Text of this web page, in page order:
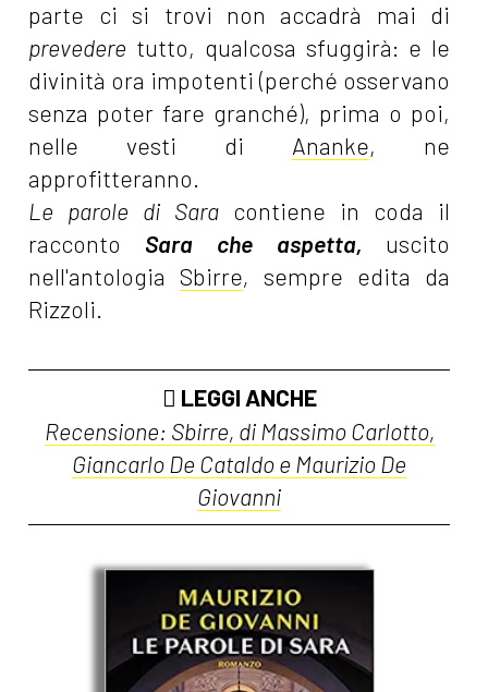
parte ci si trovi non accadrà mai di
prevedere tutto, qualcosa sfuggirà: e le
divinità ora impotenti (perché osservano
senza poter fare granché), prima o poi,
nelle vesti di Ananke, ne
approfitteranno.
Le parole di Sara contiene in coda il
racconto Sara che aspetta, uscito
nell'antologiaSbirre, sempre edita da
Rizzoli.
LEGGI ANCHE
Recensione: Sbirre, di Massimo Carlotto,
Giancarlo De Cataldo e Maurizio De
Giovanni